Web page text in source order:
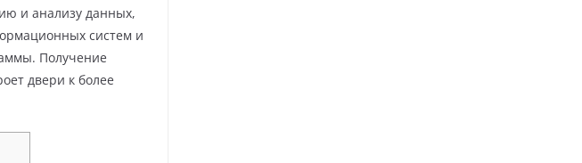
и анализу данных,
систем и
Получение
двери к более